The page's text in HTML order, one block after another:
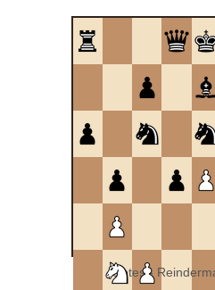
Ootes -